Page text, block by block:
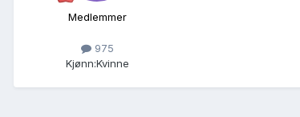
Medlemmer
975
Kjønn:Kvinne